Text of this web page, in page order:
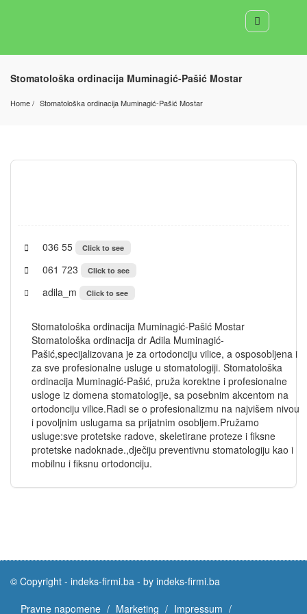
Stomatološka ordinacija Muminagić-Pašić Mostar
Home Stomatološka ordinacija Muminagić-Pašić Mostar
036 55 Click to see
061 723 Click to see
adila_m Click to see
Stomatološka ordinacija Muminagić-Pašić Mostar
Stomatološka ordinacija dr Adila Muminagić-
Pašić,specijalizovana je za ortodonciju vilice, a osposobljena i
za sve profesionalne usluge u stomatologiji. Stomatološka
ordinacija Muminagić-Pašić, pruža korektne i profesionalne
usloge iz domena stomatologije, sa posebnim akcentom na
ortodonciju vilice.Radi se o profesionalizmu na najvišem nivou
i povoljnim uslugama sa prijatnim osobljem.Pružamo
usluge:sve protetske radove, skeletirane proteze i fiksne
protetske nadoknade.,dječiju preventivnu stomatologiju kao i
mobilnu i fiksnu ortodonciju.
© Copyright - indeks-firmi.ba - by indeks-firmi.ba
Pravne napomene
Marketing Impressum